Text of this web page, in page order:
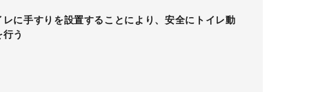
レに手すりを設置することにより、安全にトイレ動
う